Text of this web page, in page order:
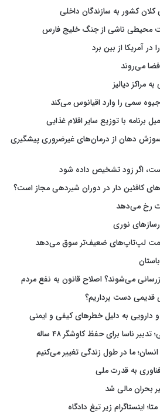
کشور به سازندگان داخلی
محیطی ناشی از جنگ خلیج فارس
آمریکا از بین برد
سمی را وارد اقیانوس می‌کند
برنامه با توزیع سایر اقلام غذایی
دهان از درمان‌های غیرضروری پیشگیری
اگر زود تشخیص داده شود
کافئین دار در دوران شیردهی مجاز است؟
نوری
سمت لپ‌تاپ‌های ضعیف‌تر سوق می‌دهد
می‌شوند؟ اصلاح قانون به نفع مردم
قدیمی دست برداریم؟
ما در طول زندگی تغییر می‌کنیم
به قدرت ملی
بحران مالی شد